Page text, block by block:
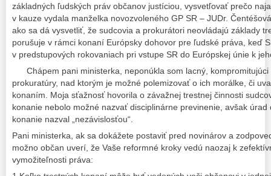
základných ľudských práv občanov justíciou, vysvetľovať prečo
v kauze vydala manželka novozvoleného GP SR – JUDr.
ako sa dá vysvetliť, že sudcovia a prokurátori neovládajú základy
porušuje v rámci konaní Európsky dohovor pre ľudské práva, keď
v predstupových rokovaniach pri vstupe SR do Európskej únie k
Chápem pani ministerka, neponúkla som lacný, kompromitujúci
prokuratúry, nad ktorým je možné polemizovať o ich morálke, či
konaním. Moja sťažnosť hovorila o závažnej trestnej činnosti
konanie nebolo možné nazvať disciplinárne previnenie, avšak
konanie nazval „nezávislosťou“.
Pani ministerka, ak sa dokážete postaviť pred novinárov a
možno občan uverí, že Vaše reformné kroky vedú naozaj k
vymožiteľnosti práva: